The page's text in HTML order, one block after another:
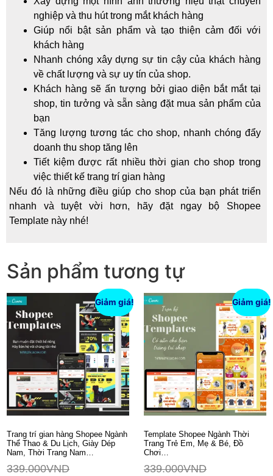
nghiệp và thu hút trong mắt khách hàng
Giúp nổi bật sản phẩm và tạo thiện cảm đối với
khách hàng
Nhanh chóng xây dựng sự tin cậy của khách hàng
về chất lượng và sự uy tín của shop.
Khách hàng sẽ ấn tượng bởi giao diện bắt mắt tại
shop, tin tưởng và sẵn sàng đặt mua sản phẩm của
bạn
Tăng lượng tương tác cho shop, nhanh chóng đẩy
doanh thu shop tăng lên
Tiết kiệm được rất nhiều thời gian cho shop trong
việc thiết kế trang trí gian hàng
Nếu đó là những điều giúp cho shop của bạn phát triển
nhanh và tuyệt vời hơn, hãy đặt ngay bộ Shopee
Template này nhé!
Sản phẩm tương tự
Giảm giá!
Trang trí gian hàng Shopee Ngành
Thể Thao & Du Lịch, Giày Dép
Nam, Thời Trang Nam…
339.000VND
Giảm giá!
Template Shopee Ngành Thời
Trang Trẻ Em, Mẹ & Bé, Đồ
Chơi…
339.000VND